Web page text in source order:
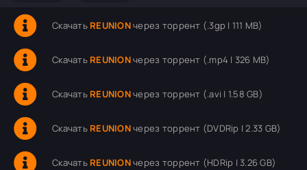
Скачать REUNIONчерез торрент (.3gp | 111 MB)
Скачать REUNIONчерез торрент (.mp4 | 326 MB)
Скачать REUNIONчерез торрент (.avi | 1.58 GB)
Скачать REUNIONчерез торрент (DVDRip | 2.33 GB)
Скачать REUNIONчерез торрент (HDRip | 3.26 GB)